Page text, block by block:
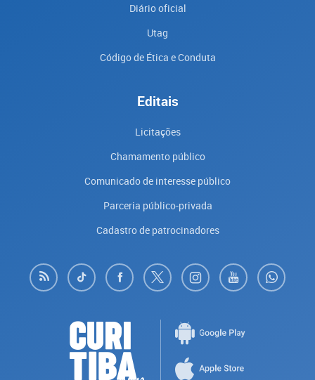
Diário oficial
Utag
Código de Ética e Conduta
Editais
Licitações
Chamamento público
Comunicado de interesse público
Parceria público-privada
Cadastro de patrocinadores